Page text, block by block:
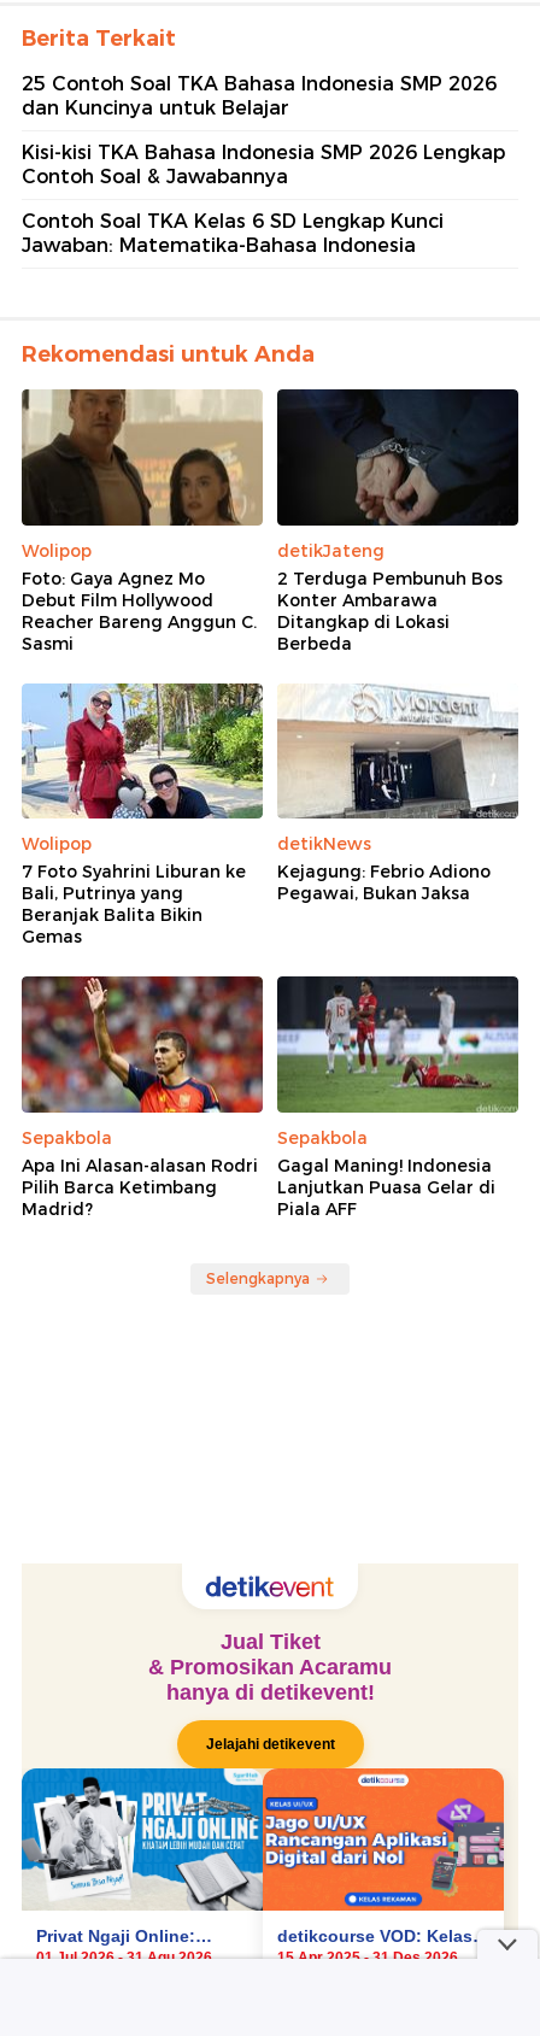
Berita Terkait
25 Contoh Soal TKA Bahasa Indonesia SMP 2026
dan Kuncinya untuk Belajar
Kisi-kisi TKA Bahasa Indonesia SMP 2026 Lengkap
Contoh Soal & Jawabannya
Contoh Soal TKA Kelas 6 SD Lengkap Kunci
Jawaban: Matematika-Bahasa Indonesia
Rekomendasi untuk Anda
Wolipop
Foto: Gaya Agnez Mo
Debut Film Hollywood
Reacher Bareng Anggun C.
Sasmi
detikJateng
2 Terduga Pembunuh Bos
Konter Ambarawa
Ditangkap di Lokasi
Berbeda
Wolipop
7 Foto Syahrini Liburan ke
Bali, Putrinya yang
Beranjak Balita Bikin
Gemas
detikNews
Kejagung: Febrio Adiono
Pegawai, Bukan Jaksa
Sepakbola
Apa Ini Alasan-alasan Rodri
Pilih Barca Ketimbang
Madrid?
Sepakbola
Gagal Maning! Indonesia
Lanjutkan Puasa Gelar di
Piala AFF
Selengkapnya